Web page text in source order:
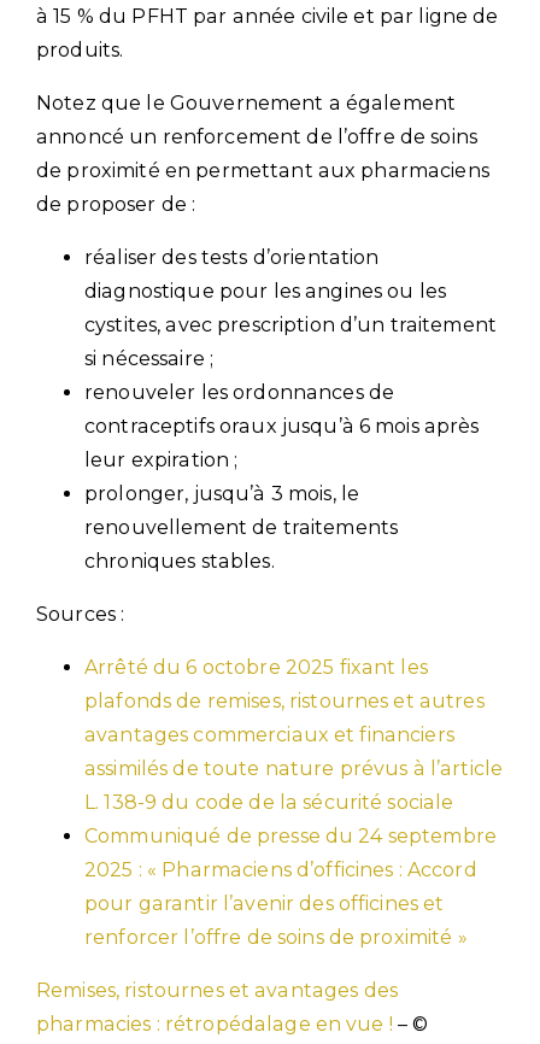
à 15 % du PFHT par année civile et par ligne de
produits.
Notez que le Gouvernement a également
annoncé un renforcement de l’offre de soins
de proximité en permettant aux pharmaciens
de proposer de :
réaliser des tests d’orientation
diagnostique pour les angines ou les
cystites, avec prescription d’un traitement
si nécessaire ;
renouveler les ordonnances de
contraceptifs oraux jusqu’à 6 mois après
leur expiration ;
prolonger, jusqu’à 3 mois, le
renouvellement de traitements
chroniques stables.
Sources :
Arrêté du 6 octobre 2025 fixant les
plafonds de remises, ristournes et autres
avantages commerciaux et financiers
assimilés de toute nature prévus à l’article
L. 138-9 du code de la sécurité sociale
Communiqué de presse du 24 septembre
2025 : « Pharmaciens d’officines : Accord
pour garantir l’avenir des officines et
renforcer l’offre de soins de proximité »
Remises, ristournes et avantages des
pharmacies : rétropédalage en vue !– ©